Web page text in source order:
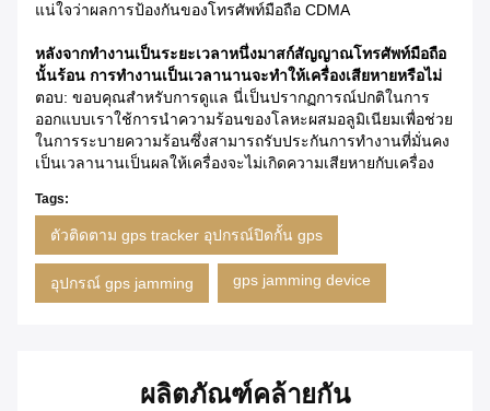
แน่ใจว่าผลการป้องกันของโทรศัพท์มือถือ CDMA
หลังจากทำงานเป็นระยะเวลาหนึ่งมาสก์สัญญาณโทรศัพท์มือถือ
นั้นร้อน การทำงานเป็นเวลานานจะทำให้เครื่องเสียหายหรือไม่
ตอบ: ขอบคุณสำหรับการดูแล นี่เป็นปรากฏการณ์ปกติในการ
ออกแบบเราใช้การนำความร้อนของโลหะผสมอลูมิเนียมเพื่อช่วย
ในการระบายความร้อนซึ่งสามารถรับประกันการทำงานที่มั่นคง
เป็นเวลานานเป็นผลให้เครื่องจะไม่เกิดความเสียหายกับเครื่อง
Tags:
ตัวติดตาม gps tracker อุปกรณ์ปิดกั้น gps
อุปกรณ์ gps jamming gps jamming device
ผลิตภัณฑ์คล้ายกัน